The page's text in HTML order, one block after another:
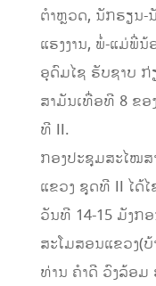
ຕຳຫຼວດ, ນັກຮຽນ-
ແຮງງານ, ພໍ່-ແມ່ພີ່ນ້
ອຸດົມໄຊ ຮັບຊາບ
ສາມັນເທື່ອທີ 8 ຂອ
ທີ II.
ກອງປະຊຸມສະໄໝສ
ແຂວງ ຊຸດທີ II ໄດ້ໄ
ວັນທີ 14-15 ມັງກ
ສະໂມສອນແຂວງ(ບ້
ທ່ານ ຄໍາດີ ວົງລ້ອມ